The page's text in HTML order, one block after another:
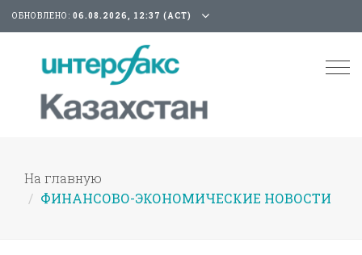
ОБНОВЛЕНО: 06.08.2026, 12:37 (АСТ)
На главную
ФИНАНСОВО-ЭКОНОМИЧЕСКИЕ НОВОСТИ